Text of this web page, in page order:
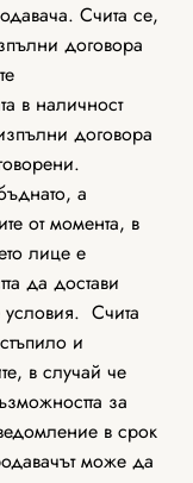
Счита се,
договора
в наличност
договора
а
от момента, в
лице е
да достави
условия. Счита
и
в случай че
за
в срок
може да